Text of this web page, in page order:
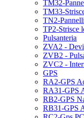
TM32-
TM33-
TN2-
TP2-Strisce
Pulsanteria
ZVA2 -
ZVB2 -
ZVC2 -
GPS
RA2-GPS
RA31-GPS
RB2-GPS
RB31-GPS